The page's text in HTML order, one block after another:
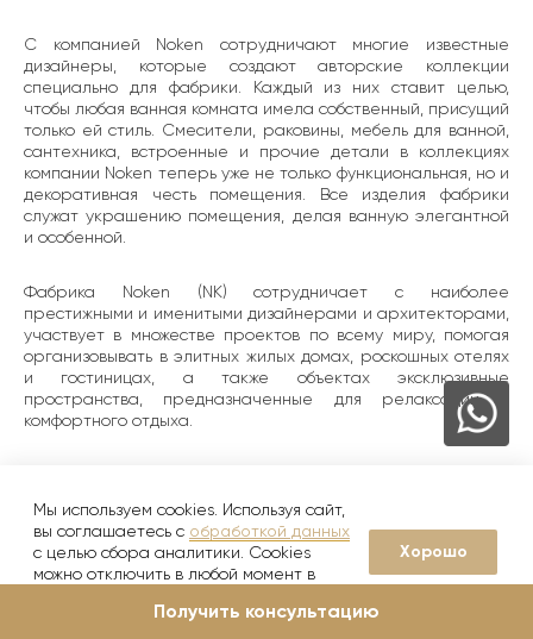
С компанией Noken сотрудничают многие известные
дизайнеры, которые создают авторские коллекции
специально для фабрики. Каждый из них ставит целью,
чтобы любая ванная комната имела собственный, присущий
только ей стиль. Смесители, раковины, мебель для ванной,
сантехника, встроенные и прочие детали в коллекциях
компании Noken теперь уже не только функциональная, но и
декоративная честь помещения. Все изделия фабрики
служат украшению помещения, делая ванную элегантной
и особенной.
Фабрика Noken (NK) сотрудничает с наиболее
престижными и именитыми дизайнерами и архитекторами,
участвует в множестве проектов по всему миру, помогая
организовывать в элитных жилых домах, роскошных отелях
и гостиницах, а также объектах эксклюзивные
пространства, предназначенные для релаксации и
комфортного отдыха.
который особо ценит максималистскую эстетику и
итальянскую утонченность. Смесители, в которые он
вложил частичку своей художественной души, - это новый
образец роскоши в эмоционально-сдержанном стиле,
вызывающем исключительно приятные ощущения. В них
нет ярких форм классики и декоративной пышности
Мы используем cookies. Используя сайт,
вы соглашаетесь с обработкой данных
с целью сбора аналитики. Cookies
можно отключить в любой момент в
Хорошо
Получить консультацию